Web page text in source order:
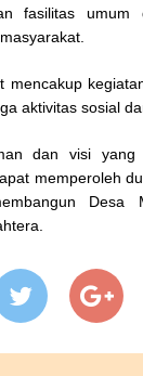
fasilitas umum
mencakup
aktivitas sosial
dan visi yang
memperoleh